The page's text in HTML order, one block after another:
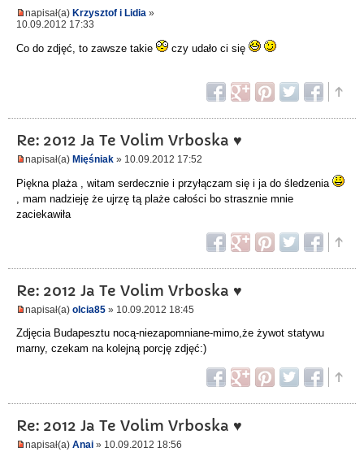
napisał(a) Krzysztof i Lidia »
10.09.2012 17:33
Co do zdjęć, to zawsze takie czy udało ci się
Re: 2012 Ja Te Volim Vrboska ♥
napisał(a) Mięśniak » 10.09.2012 17:52
Piękna plaża , witam serdecznie i przyłączam się i ja do śledzenia
, mam nadzieję że ujrzę tą plaże całości bo strasznie mnie
zaciekawiła
Re: 2012 Ja Te Volim Vrboska ♥
napisał(a) olcia85 » 10.09.2012 18:45
Zdjęcia Budapesztu nocą-niezapomniane-mimo,że żywot statywu
marny, czekam na kolejną porcję zdjęć:)
Re: 2012 Ja Te Volim Vrboska ♥
napisał(a) Anai » 10.09.2012 18:56